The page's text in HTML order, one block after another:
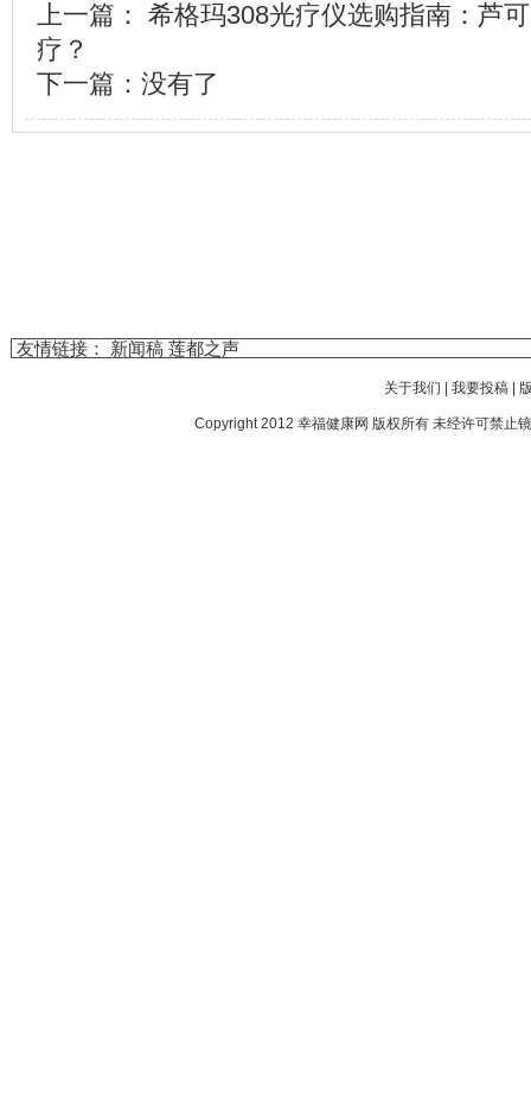
上一篇： 希格玛308光疗仪选购指南：芦
疗？
下一篇：没有了
友情链接： 新闻稿 莲都之声
关于我们 我要投稿|
Copyright 2012 幸福健康网 版权所有 未经许可禁止